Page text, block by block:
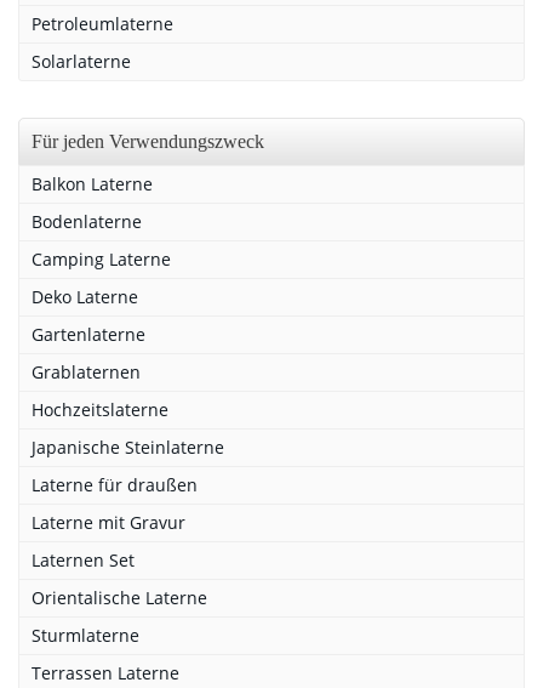
Petroleumlaterne
Solarlaterne
Für jeden Verwendungszweck
Balkon Laterne
Bodenlaterne
Camping Laterne
Deko Laterne
Gartenlaterne
Grablaternen
Hochzeitslaterne
Japanische Steinlaterne
Laterne für draußen
Laterne mit Gravur
Laternen Set
Orientalische Laterne
Sturmlaterne
Terrassen Laterne